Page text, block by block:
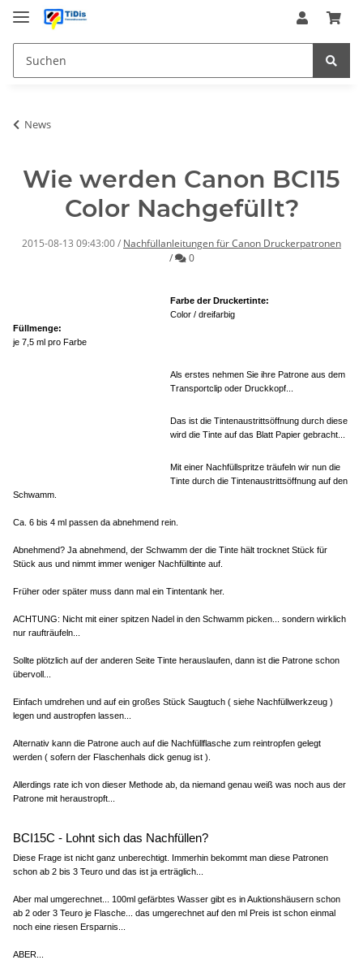
News
Wie werden Canon BCI15
Color Nachgefüllt?
2015-08-13 09:43:00/ Nachfüllanleitungen für Canon Druckerpatronen
/
Kommentare
0
Farbe der Druckertinte:
Color / dreifarbig
Füllmenge:
je 7,5 ml pro Farbe
Als erstes nehmen Sie ihre Patrone aus dem
Transportclip oder Druckkopf...
Das ist die Tintenaustrittsöffnung durch diese
wird die Tinte auf das Blatt Papier gebracht...
Mit einer Nachfüllspritze träufeln wir nun die
Tinte durch die Tintenaustrittsöffnung auf den
Schwamm.
Ca. 6 bis 4 ml passen da abnehmend rein.
Abnehmend? Ja abnehmend, der Schwamm der die Tinte hält trocknet Stück für
Stück aus und nimmt immer weniger Nachfülltinte auf.
Früher oder später muss dann mal ein Tintentank her.
ACHTUNG: Nicht mit einer spitzen Nadel in den Schwamm picken... sondern wirklich
nur raufträufeln...
Sollte plötzlich auf der anderen Seite Tinte herauslaufen, dann ist die Patrone schon
übervoll...
Einfach umdrehen und auf ein großes Stück Saugtuch ( siehe Nachfüllwerkzeug )
legen und austropfen lassen...
Alternativ kann die Patrone auch auf die Nachfüllflasche zum reintropfen gelegt
werden ( sofern der Flaschenhals dick genug ist ).
Allerdings rate ich von dieser Methode ab, da niemand genau weiß was noch aus der
Patrone mit heraustropft...
BCI15C - Lohnt sich das Nachfüllen?
Diese Frage ist nicht ganz unberechtigt. Immerhin bekommt man diese Patronen
schon ab 2 bis 3 Teuro und das ist ja erträglich...
Aber mal umgerechnet... 100ml gefärbtes Wasser gibt es in Auktionshäusern schon
ab 2 oder 3 Teuro je Flasche... das umgerechnet auf den ml Preis ist schon einmal
noch eine riesen Ersparnis...
ABER...